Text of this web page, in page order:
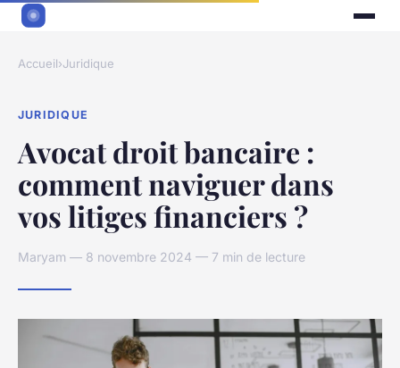
Accueil›Juridique
JURIDIQUE
Avocat droit bancaire :
comment naviguer dans
vos litiges financiers ?
Maryam — 8 novembre 2024 — 7 min de lecture